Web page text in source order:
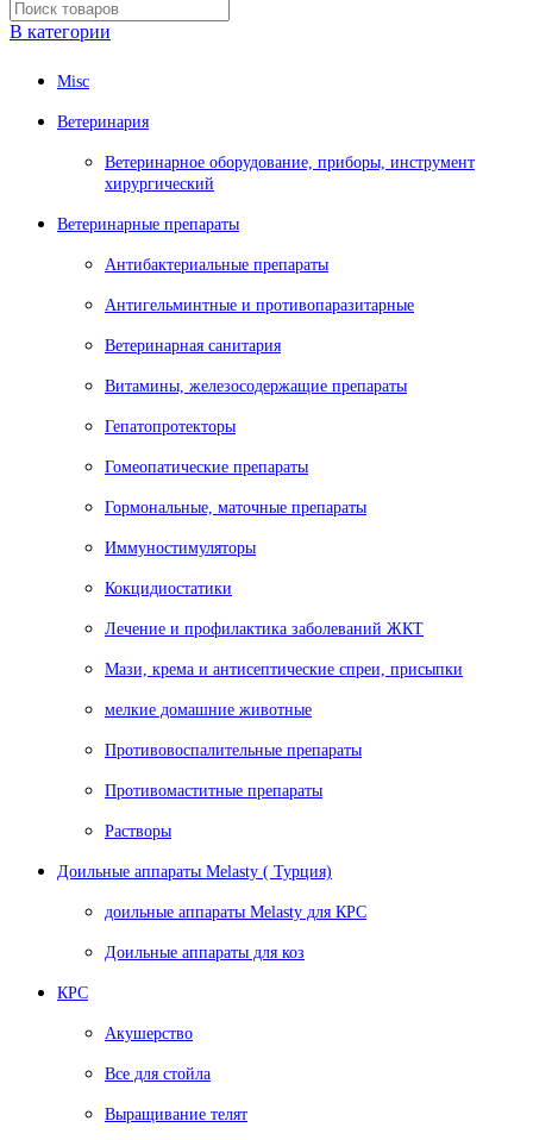
В категории
Misc
Ветеринария
Ветеринарное оборудование, приборы, инструмент
хирургический
Ветеринарные препараты
Антибактериальные препараты
Антигельминтные и противопаразитарные
Ветеринарная санитария
Витамины, железосодержащие препараты
Гепатопротекторы
Гомеопатические препараты
Гормональные, маточные препараты
Иммуностимуляторы
Кокцидиостатики
Лечение и профилактика заболеваний ЖКТ
Мази, крема и антисептические спреи, присыпки
мелкие домашние животные
Противовоспалительные препараты
Противомаститные препараты
Растворы
Доильные аппараты Melasty ( Турция)
доильные аппараты Melasty для КРС
Доильные аппараты для коз
КРС
Акушерство
Все для стойла
Выращивание телят